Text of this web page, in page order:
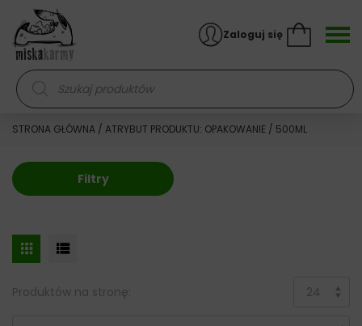
Skocz do treści
Wyszukiwarka produktów
Zaloguj się
STRONA GŁÓWNA / ATRYBUT PRODUKTU: OPAKOWANIE / 500ML
Filtry
Produktów na stronę: